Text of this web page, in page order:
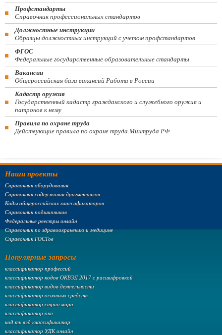
Профстандарты
Справочник профессиональных стандартов
Должностные инструкции
Образцы должностных инструкций с учетом профстандартов
ФГОС
Федеральные государственные образовательные стандарты
Вакансии
Общероссийская база вакансий Работа в России
Кадастр оружия
Государственный кадастр гражданского и служебного оружия и
патронов к нему
Правила по охране труда
Действующие правила по охране труда Минтруда РФ
Наши проекты
Справочник оборудования
Справочник содержания драгметаллов
Коды общероссийских классификаторов
Справочник подшипников
Федеральные реестры онлайн
Справочник по здравоохранению и медицине
Справочник ГОСТов
Популярные запросы
классификатор профессий
классификатор кодов ОКВЭД 2017 с расшифровкой
классификатор видов деятельности
классификатор основных средств
классификатор стран мира
классификатор окп
код тн вэд классификатор
классификатор УДК онлайн